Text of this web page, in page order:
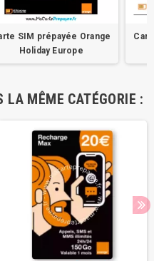
SIM prépayée Orange
Holiday Europe
LA MÊME CATÉGORIE :